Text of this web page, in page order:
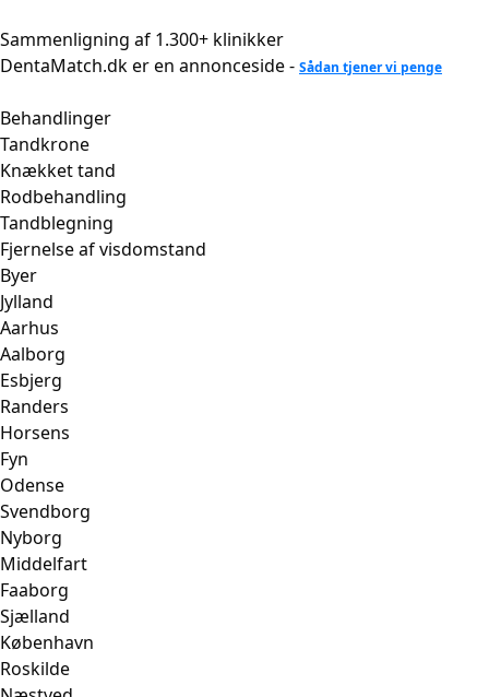
til
indhold
Sammenligning af 1.300+ klinikker
DentaMatch.dk er en annonceside - Sådan tjener vi penge
Behandlinger
Tandkrone
Knækket tand
Rodbehandling
Tandblegning
Fjernelse af visdomstand
Byer
Jylland
Aarhus
Aalborg
Esbjerg
Randers
Horsens
Fyn
Odense
Svendborg
Nyborg
Middelfart
Faaborg
Sjælland
København
Roskilde